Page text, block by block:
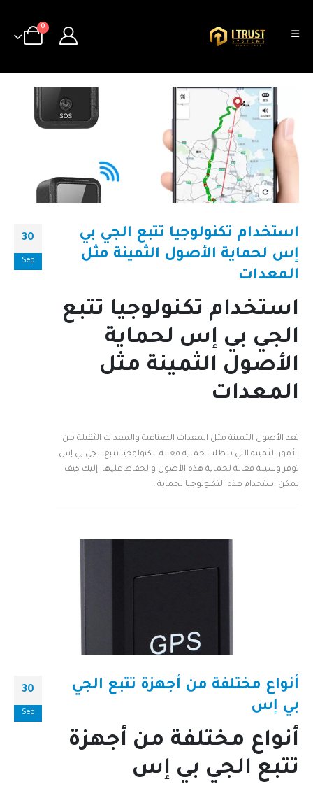
0
30
Sep
استخدام تكنولوجيا تتبع الجي بي
إس لحماية الأصول الثمينة مثل
المعدات
استخدام تكنولوجيا تتبع
الجي بي إس لحماية
الأصول الثمينة مثل
المعدات
تعد الأصول الثمينة مثل المعدات الصناعية والمعدات الثقيلة من
الأمور الثمينة التي تتطلب حماية فعالة. تكنولوجيا تتبع الجي بي إس
توفر وسيلة فعالة لحماية هذه الأصول والحفاظ عليها. إليك كيف
يمكن استخدام هذه التكنولوجيا لحماية...
30
Sep
أنواع مختلفة من أجهزة تتبع الجي
بي إس
أنواع مختلفة من أجهزة
تتبع الجي بي إس